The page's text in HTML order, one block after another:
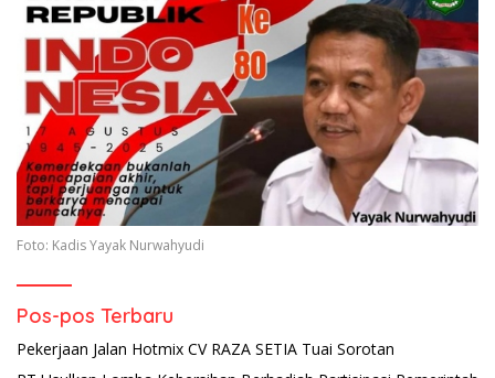
Foto: Kadis Yayak Nurwahyudi
Pos-pos Terbaru
Pekerjaan Jalan Hotmix CV RAZA SETIA Tuai Sorotan